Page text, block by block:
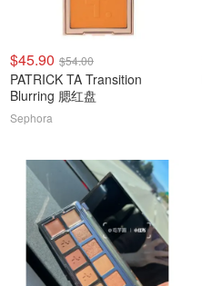
$45.90 $54.00
PATRICK TA Transition
Blurring 腮红盘
Sephora